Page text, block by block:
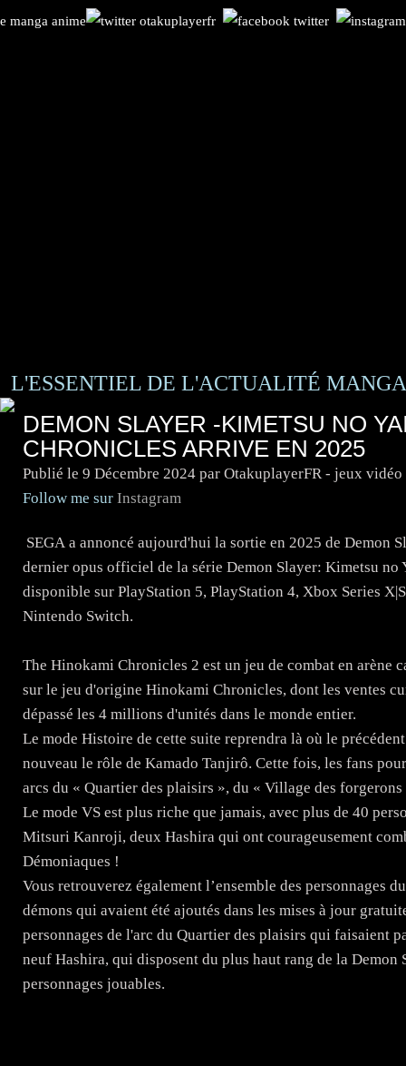
L'ESSENTIEL DE L'ACTUALITÉ
DEMON SLAYER -KIMETSU NO
CHRONICLES ARRIVE EN 2025
Publié le 9 Décembre 2024 par OtakuplayerFR - jeux vidéo
Follow me sur Instagram
SEGA a annoncé aujourd'hui la sortie en 2025 de Demon
dernier opus officiel de la série Demon Slayer: Kimetsu no
disponible sur PlayStation 5, PlayStation 4, Xbox Series
Nintendo Switch.
The Hinokami Chronicles 2 est un jeu de combat en arène
sur le jeu d'origine Hinokami Chronicles, dont les ventes
dépassé les 4 millions d'unités dans le monde entier.
Le mode Histoire de cette suite reprendra là où le
nouveau le rôle de Kamado Tanjirô. Cette fois, les fans
arcs du « Quartier des plaisirs », du « Village des
Le mode VS est plus riche que jamais, avec plus de 40
Mitsuri Kanroji, deux Hashira qui ont courageusement
Démoniaques !
Vous retrouverez également l’ensemble des personnages
démons qui avaient été ajoutés dans les mises à jour
personnages de l'arc du Quartier des plaisirs qui faisaient
neuf Hashira, qui disposent du plus haut rang de la
personnages jouables.